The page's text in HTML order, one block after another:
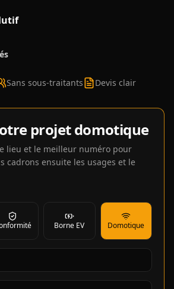
Sans sous-traitants Devis clair
projet domotique
lieu et le meilleur numéro pour
cadrons ensuite les usages et le
Borne EV Domotique